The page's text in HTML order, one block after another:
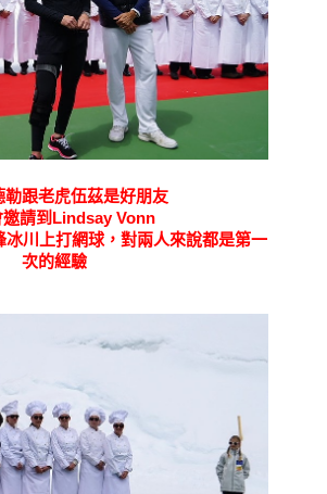
勒跟老虎伍茲是好朋友
請到 Lindsay Vonn
冰川上打網球，對兩人來說都是第一
次的經驗